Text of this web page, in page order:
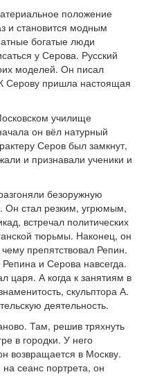
положение
и становится модным
богатые люди
у Серова. Русский
моделей. Он писал
Серову пришла настоящая
училище
он вёл натурный
Серов был замкнут,
и признавали ученики и
безоружную
Он стал резким, угрюмым,
встречал политических
тюрьмы. Наконец, он
препятствовал Репин.
и Серова навсегда.
царя. А когда к занятиям в
скульптора А.
деятельность.
Там, решив тряхнуть
в городки. У него
возвращается в Москву.
сеанс портрета, он